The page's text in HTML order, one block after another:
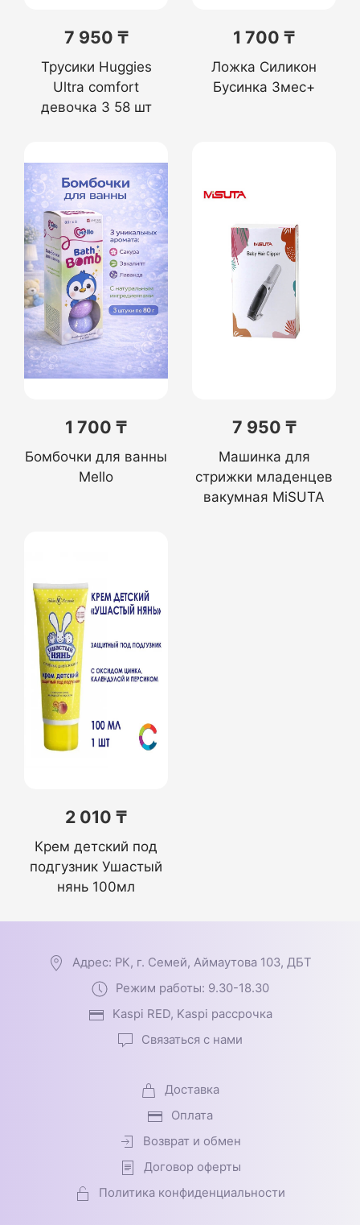
7 950 ₸
Трусики Huggies
Ultra comfort
девочка 3 58 шт
1 700 ₸
Ложка Силикон
Бусинка 3мес+
1 700 ₸
Бомбочки для ванны
Mello
7 950 ₸
Машинка для
стрижки младенцев
вакумная MiSUTA
2 010 ₸
Крем детский под
подгузник Ушастый
нянь 100мл
Адрес: РК, г. Семей, Аймаутова 103, ДБТ
Режим работы: 9.30-18.30
Kaspi RED, Kaspi рассрочка
Связаться с нами
Доставка
Оплата
Возврат и обмен
Договор оферты
Политика конфиденциальности